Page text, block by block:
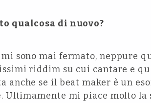
qualcosa di nuovo?
mi sono mai fermato, neppure
riddim su cui cantare e
anche se il beat maker è un
mi piace molto la